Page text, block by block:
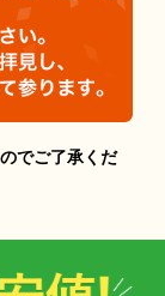
でご了承くだ